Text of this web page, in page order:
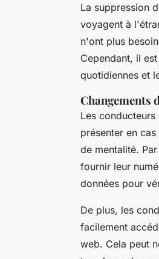
La suppression
voyagent à
n'ont plus
Cependant, il
quotidiennes et
Changements
Les
présenter en
de mentalité.
fournir leur
données pour
De plus, les
facilement
web. Cela peut